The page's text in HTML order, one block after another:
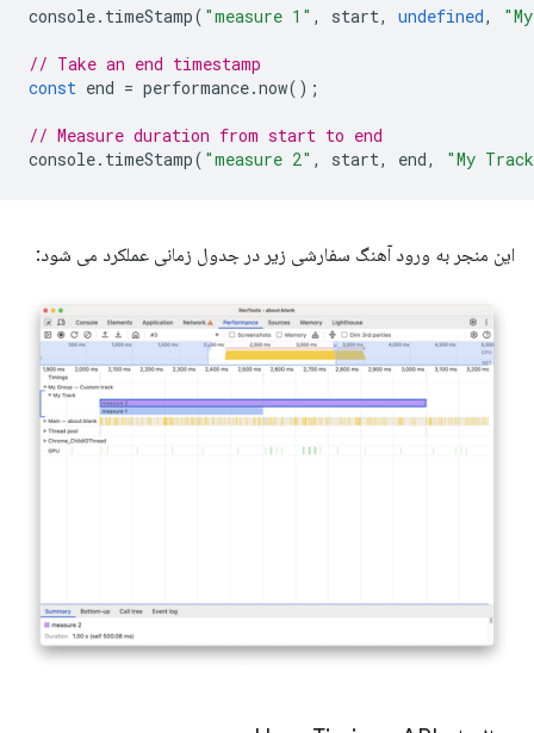
console. timeStamp( "measure 1" , start, undefined,
// Take an end timestamp
const end = performance.now();
// Measure duration from start to end
console. timeStamp( "measure 2" , start, end, "My
این منجر به ورود آهنگ سفارشی زیر در جدول زمانی عملکرد می شود: